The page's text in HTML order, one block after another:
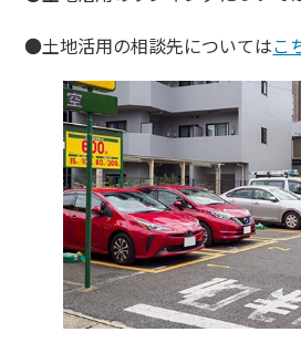
●土地活用の相談先についてはこ